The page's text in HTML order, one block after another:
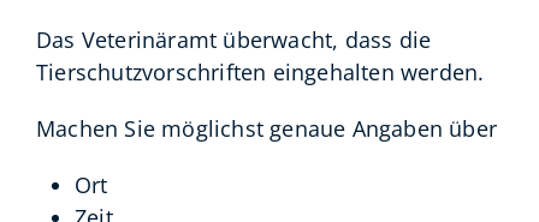
Das Veterinäramt überwacht, dass die
Tierschutzvorschriften eingehalten werden.
Machen Sie möglichst genaue Angaben über
Ort